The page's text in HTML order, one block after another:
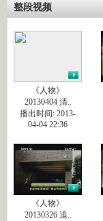
整段视频
《人物》
20130404 清..
播出时间: 2013-
04-04 22:36
《人物》
20130326 追..